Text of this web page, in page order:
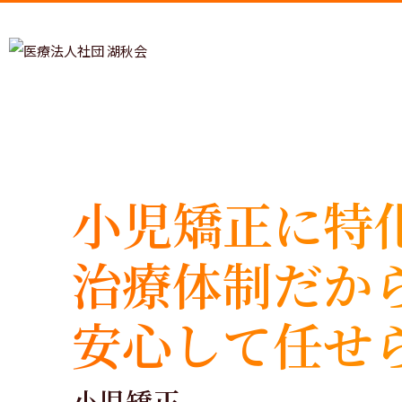
睡眠時
小児矯正に特
治療体制だか
安心して任せ